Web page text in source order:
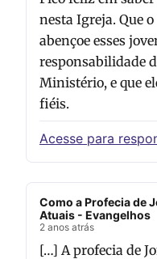
nesta Igreja. Que
abençoe esses
responsabilidade
Ministério, e que
fiéis.
Acesse para
Como a Profecia de
Atuais - Evangelhos
2 anos atrás
[…] A profecia de